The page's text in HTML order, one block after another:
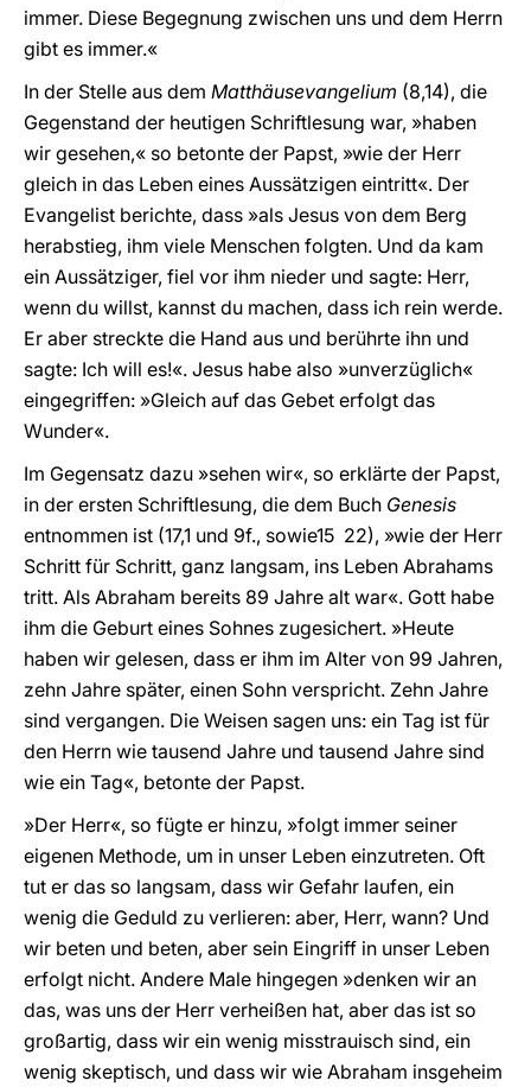
immer. Diese Begegnung zwischen uns und dem Herrn
gibt es immer.«
In der Stelle aus dem Matthäusevangelium (8,14), die
Gegenstand der heutigen Schriftlesung war, »haben
wir gesehen,« so betonte der Papst, »wie der Herr
gleich in das Leben eines Aussätzigen eintritt«. Der
Evangelist berichte, dass »als Jesus von dem Berg
herabstieg, ihm viele Menschen folgten. Und da kam
ein Aussätziger, fiel vor ihm nieder und sagte: Herr,
wenn du willst, kannst du machen, dass ich rein werde.
Er aber streckte die Hand aus und berührte ihn und
sagte: Ich will es!«. Jesus habe also »unverzüglich«
eingegriffen: »Gleich auf das Gebet erfolgt das
Wunder«.
Im Gegensatz dazu »sehen wir«, so erklärte der Papst,
in der ersten Schriftlesung, die dem Buch Genesis
entnommen ist (17,1 und 9f., sowie15  22), »wie der Herr
Schritt für Schritt, ganz langsam, ins Leben Abrahams
tritt. Als Abraham bereits 89 Jahre alt war«. Gott habe
ihm die Geburt eines Sohnes zugesichert. »Heute
haben wir gelesen, dass er ihm im Alter von 99 Jahren,
zehn Jahre später, einen Sohn verspricht. Zehn Jahre
sind vergangen. Die Weisen sagen uns: ein Tag ist für
den Herrn wie tausend Jahre und tausend Jahre sind
wie ein Tag«, betonte der Papst.
»Der Herr«, so fügte er hinzu, »folgt immer seiner
eigenen Methode, um in unser Leben einzutreten. Oft
tut er das so langsam, dass wir Gefahr laufen, ein
wenig die Geduld zu verlieren: aber, Herr, wann? Und
wir beten und beten, aber sein Eingriff in unser Leben
erfolgt nicht. Andere Male hingegen »denken wir an
das, was uns der Herr verheißen hat, aber das ist so
großartig, dass wir ein wenig misstrauisch sind, ein
wenig skeptisch, und dass wir wie Abraham insgeheim